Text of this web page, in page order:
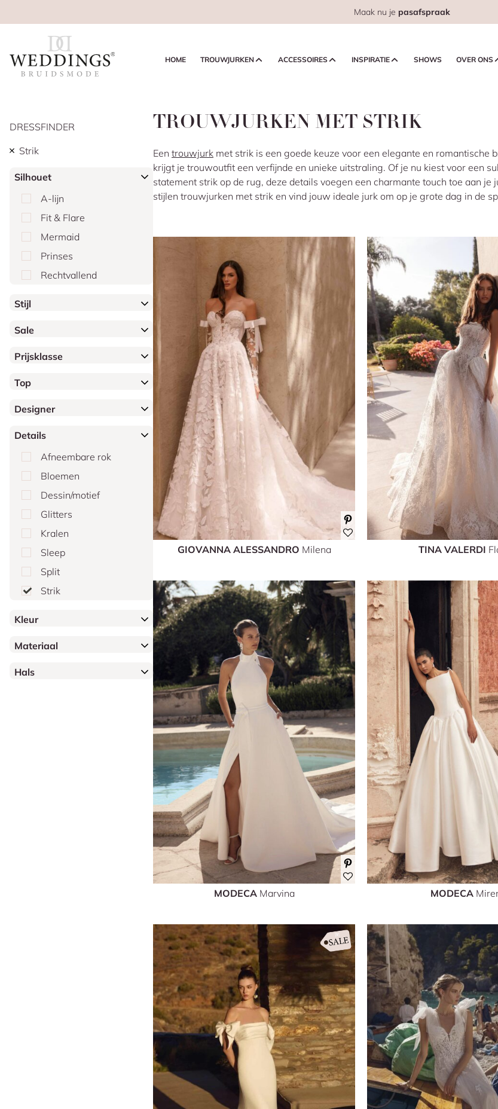
Maak nu je pasafspraak
HOME TROUWJURKEN ACCESSOIRES INSPIRATIE SHOWS OVER ONS
DRESSFINDER
Strik
Silhouet
A-lijn
Fit & Flare
Mermaid
Prinses
Rechtvallend
Stijl
Sale
Prijsklasse
Top
Designer
Details
Afneembare rok
Bloemen
Dessin/motief
Glitters
Kralen
Sleep
Split
Strik
Kleur
Materiaal
Hals
TROUWJURKEN MET STRIK
Een trouwjurk met strik is een goede keuze voor een elegante en romantische
krijgt je trouwoutfit een verfijnde en unieke uitstraling. Of je nu kiest voor een
statement strik op de rug, deze details voegen een charmante touch toe aan je
stijlen trouwjurken met strik en vind jouw ideale jurk om op je grote dag in de
GIOVANNA ALESSANDRO Milena TINA VALERDI
MODECA Marvina MODECA